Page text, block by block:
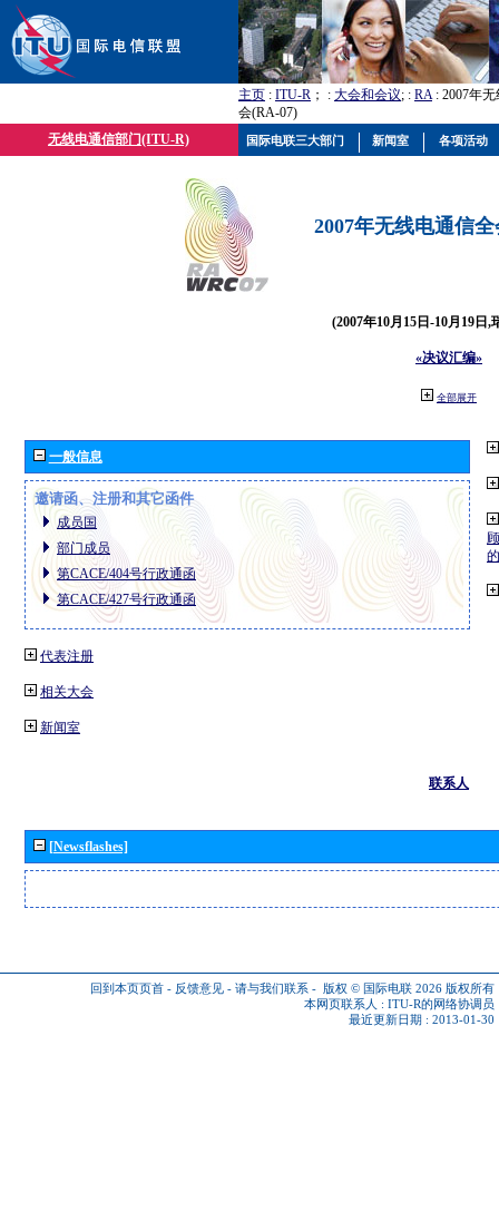
主页 : ITU-R ； : 大会和会议; : RA: 2007年
会(RA-07)
无线电通信部门(ITU-R)
2007年无线电通信
(2007年10月15日-10月19日,
«决议汇编»
全部展开
一般信息
邀请函、注册和其它函件
成员国
部门成员
第CACE/404号行政通函
第CACE/427号行政通函
代表注册
相关大会
新闻室
联系人
[Newsflashes]
回到本页页首 - 反馈意见 - 请与我们联系 - 版权 © 国际电联 2026 版权所有
本网页联系人 : ITU-R的网络协调员
最近更新日期 : 2013-01-30
国际电联三大部门 新闻室 各项活动